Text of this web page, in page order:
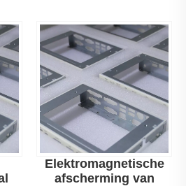
Elektromagnetische
afscherming van